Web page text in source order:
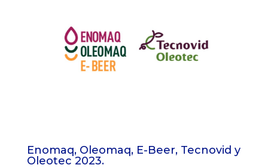
Enomaq, Oleomaq, E-Beer, Tecnovid y
Oleotec 2023.